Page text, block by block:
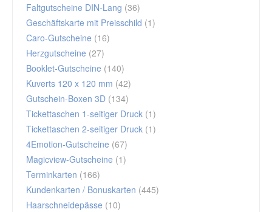
Faltgutscheine DIN-Lang (36)
Geschäftskarte mit Preisschild (1)
Caro-Gutscheine (16)
Herzgutscheine (27)
Booklet-Gutscheine (140)
Kuverts 120 x 120 mm (42)
Gutschein-Boxen 3D (134)
Tickettaschen 1-seitiger Druck (1)
Tickettaschen 2-seitiger Druck (1)
4Emotion-Gutscheine (67)
Magicview-Gutscheine (1)
Terminkarten (166)
Kundenkarten / Bonuskarten (445)
Haarschneidepässe (10)